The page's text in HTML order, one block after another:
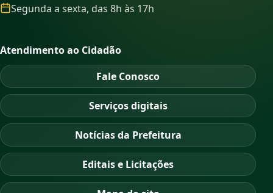
Segunda a sexta, das 8h às 17h
Atendimento ao Cidadão
Fale Conosco
Serviços digitais
Notícias da Prefeitura
Editais e Licitações